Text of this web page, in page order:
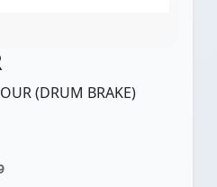
(DRUM BRAKE)